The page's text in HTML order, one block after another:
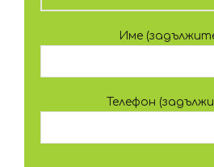
Име
Телефон